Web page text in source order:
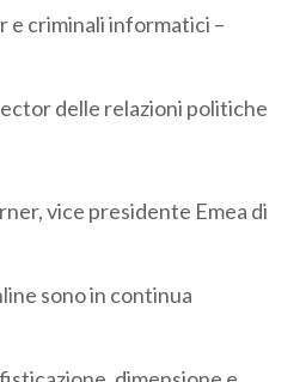
e criminali informatici –
delle relazioni politiche
vice presidente Emea di
sono in continua